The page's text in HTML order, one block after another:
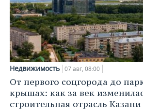
Недвижимость 07 авг, 08:00
От первого соцгорода до
крышах: как за век
строительная отрасль Казани